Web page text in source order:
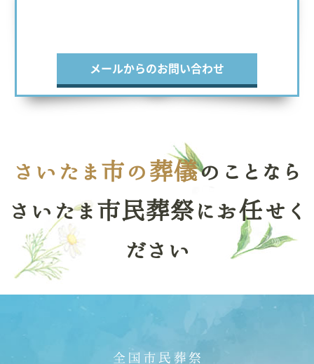
メールからのお問い合わせ
さいたま市の葬儀のことなら
さいたま市民葬祭にお任せく
ださい